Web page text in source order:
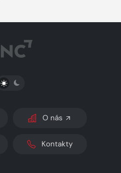
PŘEPNOUT SVĚTLÝ/TMAVÝ REŽIM
O nás
Kontakty